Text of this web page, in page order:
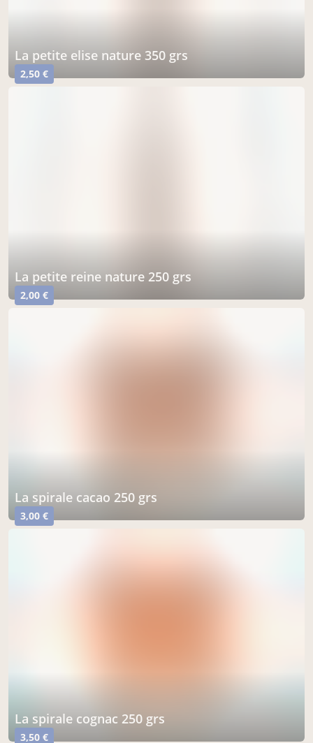
la petite elise nature 350 grs
2,50 €
la petite reine nature 250 grs
2,00 €
la spirale cacao 250 grs
3,00 €
la spirale cognac 250 grs
3,50 €